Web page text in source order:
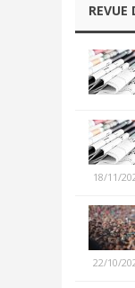
REVUE
18/11/
22/10/